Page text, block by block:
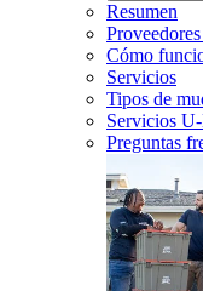
Resumen
Cómo
Servicios
Tipos de
Servicios
Preguntas